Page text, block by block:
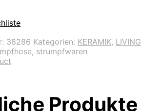
38286 Kategorien: KERAMIK, LIVING
, strumpfwaren
Produkte